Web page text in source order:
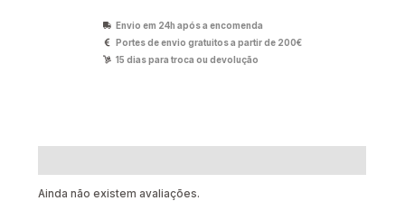
Envio em 24h após a encomenda
Portes de envio gratuitos a partir de 200€
15 dias para troca ou devolução
Ainda não existem avaliações.